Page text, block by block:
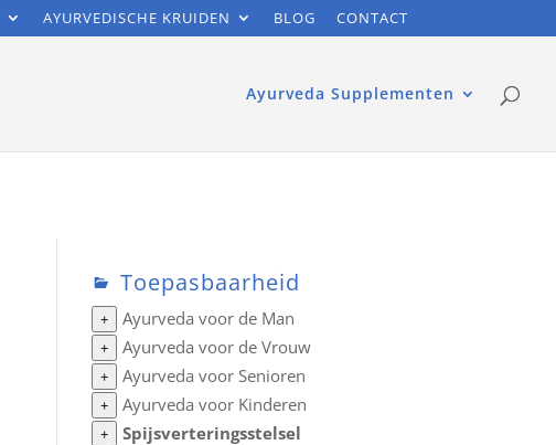
AYURVEDISCHE KRUIDEN BLOG CONTACT
Ayurveda Supplementen
Toepasbaarheid
+ Ayurveda voor de Man
+ Ayurveda voor de Vrouw
+ Ayurveda voor Senioren
+ Ayurveda voor Kinderen
+ Spijsverteringsstelsel